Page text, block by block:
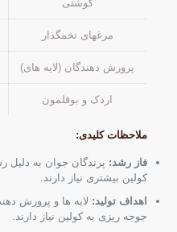
گوشتی
مرغهای تخمگذار
پرورش دهندگان (لایه های)
اردک و بوقلمون
ملاحظات کلیدی:
فاز رشد: پرندگان جوان به
کولین بیشتری نیاز دارند.
اهداف تولید: لایه ها و پرورش
جوجه ریزی به کولین نیاز دارند.